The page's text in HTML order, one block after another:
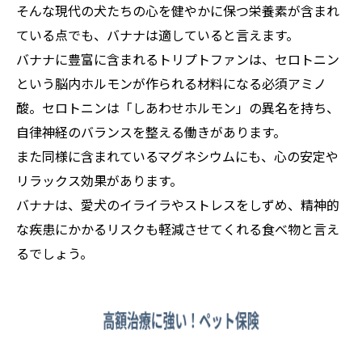
そんな現代の犬たちの心を健やかに保つ栄養素が含まれ
ている点でも、バナナは適していると言えます。
バナナに豊富に含まれるトリプトファンは、セロトニン
という脳内ホルモンが作られる材料になる必須アミノ
酸。セロトニンは「しあわせホルモン」の異名を持ち、
自律神経のバランスを整える働きがあります。
また同様に含まれているマグネシウムにも、心の安定や
リラックス効果があります。
バナナは、愛犬のイライラやストレスをしずめ、精神的
な疾患にかかるリスクも軽減させてくれる食べ物と言え
るでしょう。